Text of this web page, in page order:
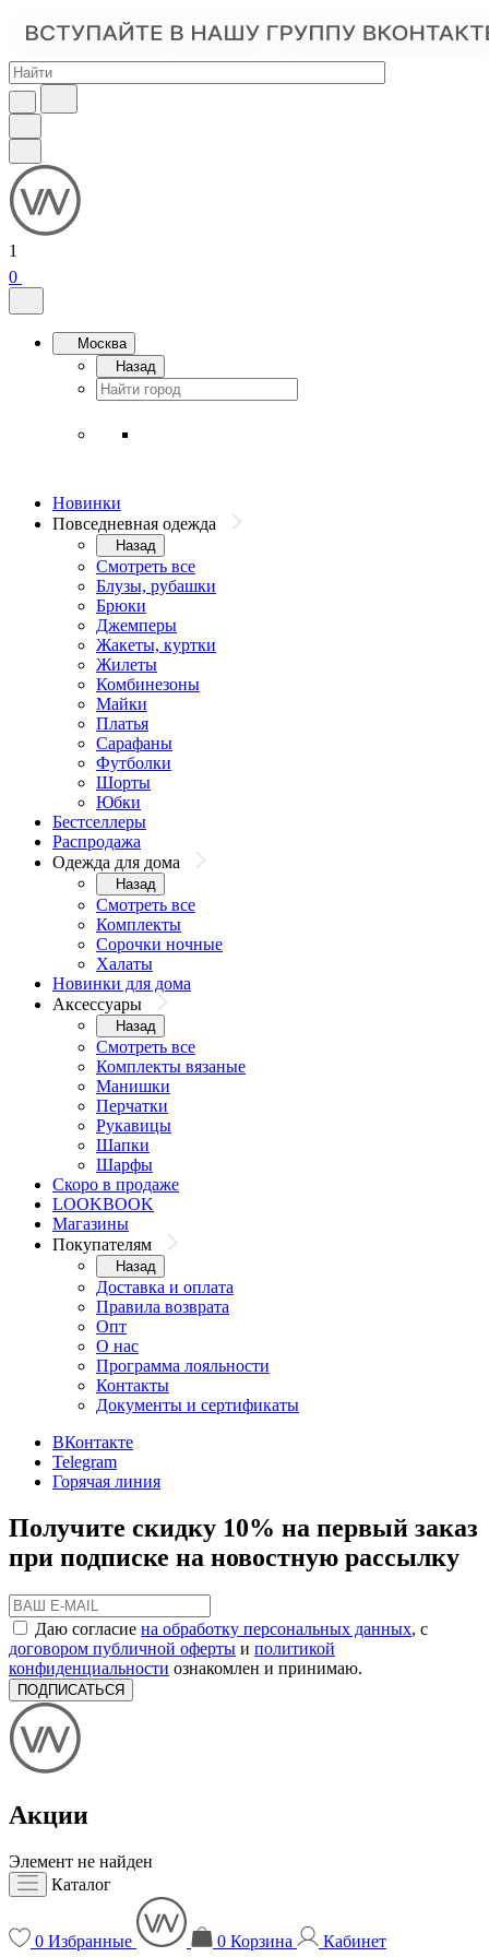
1
0
Москва
Назад
Новинки
Повседневная одежда
Назад
Смотреть все
Блузы, рубашки
Брюки
Джемперы
Жакеты, куртки
Жилеты
Комбинезоны
Майки
Платья
Сарафаны
Футболки
Шорты
Юбки
Бестселлеры
Распродажа
Одежда для дома
Назад
Смотреть все
Комплекты
Сорочки ночные
Халаты
Новинки для дома
Аксессуары
Назад
Смотреть все
Комплекты вязаные
Манишки
Перчатки
Рукавицы
Шапки
Шарфы
Скоро в продаже
LOOKBOOK
Магазины
Покупателям
Назад
Доставка и оплата
Правила возврата
Опт
О нас
Программа лояльности
Контакты
Документы и сертификаты
ВКонтакте
Telegram
Горячая линия
Получите скидку 10% на первый заказ
при подписке на новостную рассылку
Даю согласие на обработку персональных данных, с
договором публичной оферты и политикой
конфиденциальности ознакомлен и принимаю.
ПОДПИСАТЬСЯ
Акции
Элемент не найден
Каталог
0 Избранные 0 Корзина Кабинет